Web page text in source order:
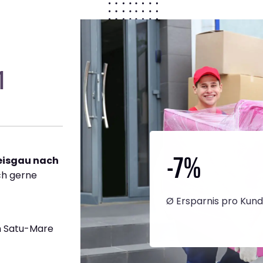
nach
gerne
Satu-Mare
-7%
Ø Ersparnis pro